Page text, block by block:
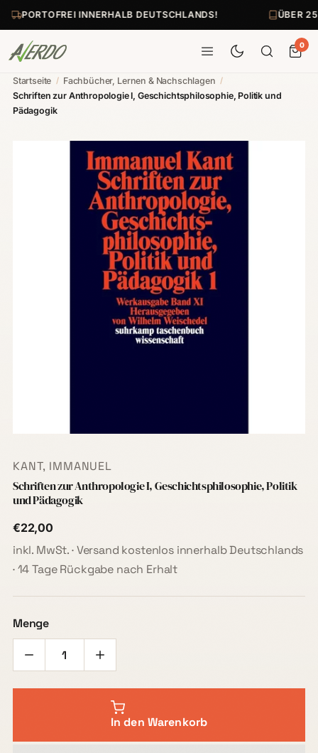
PORTOFREI INNERHALB DEUTSCHLANDS! ÜBER
0
Startseite / Fachbücher, Lernen & Nachschlagen /
Schriften zur Anthropologie I, Geschichtsphilosophie, Politik und
Pädagogik
KANT, IMMANUEL
Schriften zur Anthropologie I, Geschichtsphilosophie, Politik
und Pädagogik
€22,00
inkl. MwSt. · Versand kostenlos innerhalb Deutschlands
· 14 Tage Rückgabe nach Erhalt
Menge
In den Warenkorb